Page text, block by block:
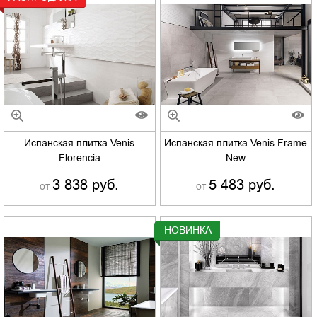
Испанская плитка Venis
Florencia
от 3 838 руб.
Испанская плитка Venis Frame
New
от 5 483 руб.
НОВИНКА